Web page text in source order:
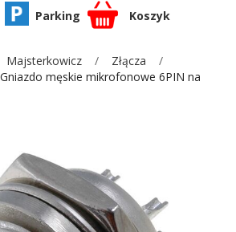
Parking Koszyk
Majsterkowicz
Złącza
Gniazdo męskie mikrofonowe 6PIN na